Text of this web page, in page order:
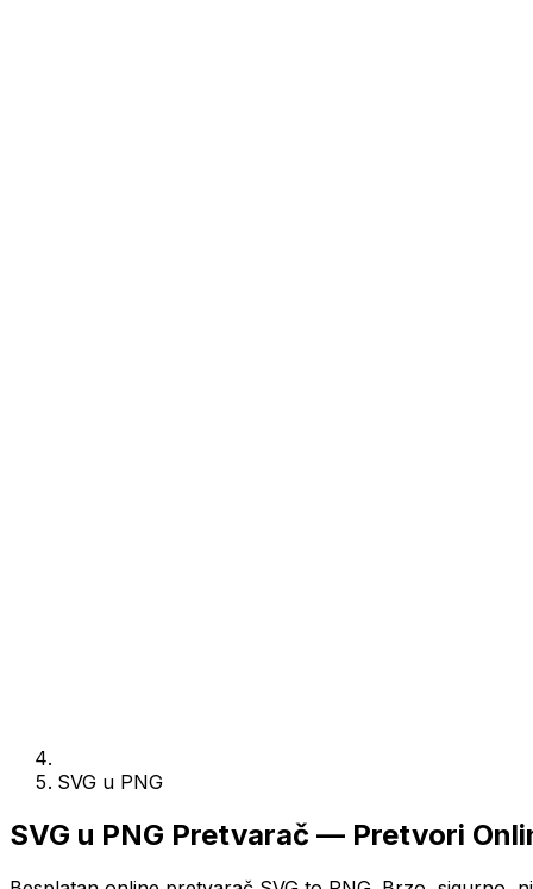
SVG u PNG
SVG u PNG Pretvarač — Pretvori